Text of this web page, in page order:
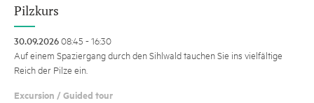
Pilzkurs
30.09.202608:45 - 16:30
Auf einem Spaziergang durch den Sihlwald tauchen Sie ins vielfältige
Reich der Pilze ein.
Excursion / Guided tour